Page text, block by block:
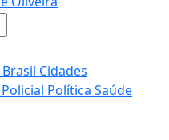
Brasil Cidades
Policial Política Saúde